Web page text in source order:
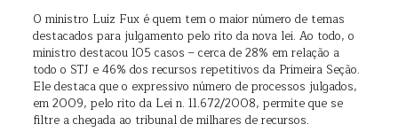
O ministro Luiz Fux é quem tem o maior número de temas
destacados para julgamento pelo rito da nova lei. Ao todo, o
ministro destacou 105 casos – cerca de 28% em relação a
todo o STJ e 46% dos recursos repetitivos da Primeira Seção.
Ele destaca que o expressivo número de processos julgados,
em 2009, pelo rito da Lei n. 11.672/2008, permite que se
filtre a chegada ao tribunal de milhares de recursos.